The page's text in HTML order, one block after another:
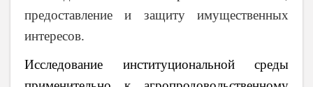
предоставление и защиту имущественных
интересов.
Исследование институциональной среды